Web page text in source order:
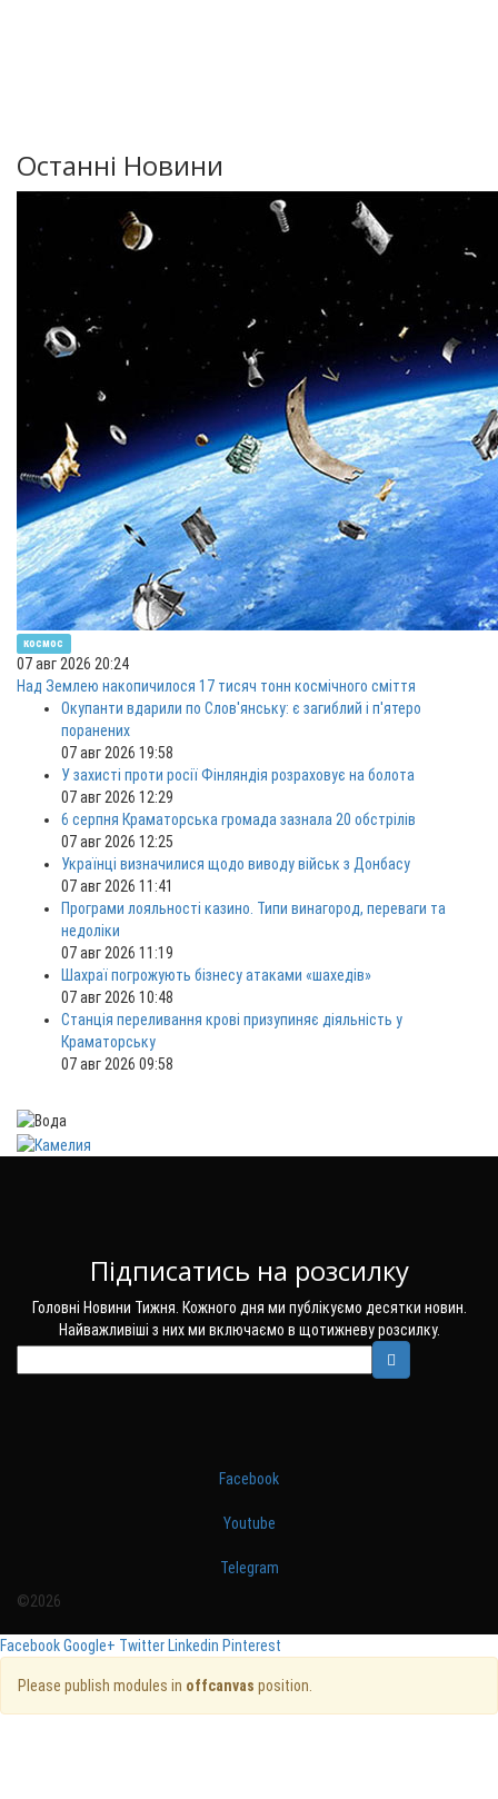
Останні Новини
космос
07 авг 2026 20:24
Над Землею накопичилося 17 тисяч тонн космічного сміття
Окупанти вдарили по Слов'янську: є загиблий і п'ятеро
поранених
07 авг 2026 19:58
У захисті проти росії Фінляндія розраховує на болота
07 авг 2026 12:29
6 серпня Краматорська громада зазнала 20 обстрілів
07 авг 2026 12:25
Українці визначилися щодо виводу військ з Донбасу
07 авг 2026 11:41
Програми лояльності казино. Типи винагород, переваги та
недоліки
07 авг 2026 11:19
Шахраї погрожують бізнесу атаками «шахедів»
07 авг 2026 10:48
Станція переливання крові призупиняє діяльність у
Краматорську
07 авг 2026 09:58
Підписатись на розсилку
Головні Новини Тижня. Кожного дня ми публікуємо десятки новин.
Найважливіші з них ми включаємо в щотижневу розсилку.
Facebook
Youtube
Telegram
©2026
FacebookGoogle+ TwitterLinkedin Pinterest
Please publish modules in offcanvas position.